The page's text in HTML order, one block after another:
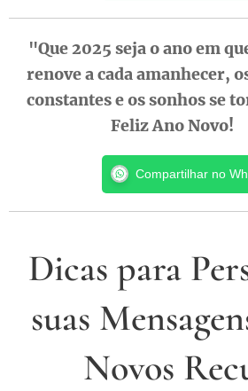
"Que 2025 seja o ano em
renove a cada amanhecer,
constantes e os sonhos se
Feliz Ano Novo!
Compartilhar no
Dicas para
suas
Novos